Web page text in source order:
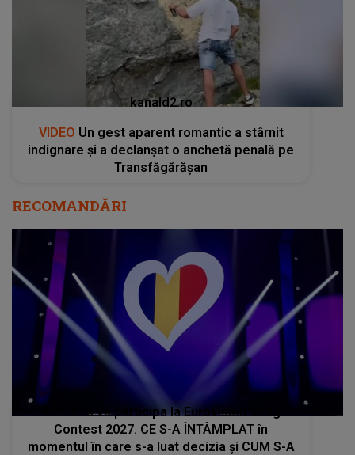
kanald2.ro
VIDEO Un gest aparent romantic a stârnit
indignare și a declanșat o anchetă penală pe
Transfăgărășan
RECOMANDĂRI
România va participa la Eurovision Song
Contest 2027. CE S-A ÎNTÂMPLAT în
momentul în care s-a luat decizia și CUM S-A